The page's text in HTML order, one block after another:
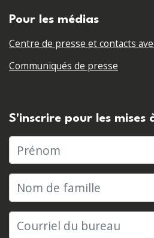
Pour les médias
Centre de presse et contacts
Communiqués de presse
S'inscrire pour les mises
Prénom
Nom de famille